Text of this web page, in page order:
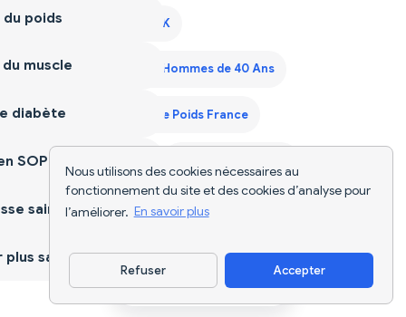
Nous utilisons des cookies nécessaires au
fonctionnement du site et des cookies d’analyse pour
l’améliorer. En savoir plus
Refuser Accepter
Nutriscan pour le SOPK
Plan Alimentaire pour Hommes de 40 Ans
Plan de Régime Prise de Poids France
Scanner d'Aliments
Télécharger l'appli
poids
muscle
diabète
SOPK
saine
sain